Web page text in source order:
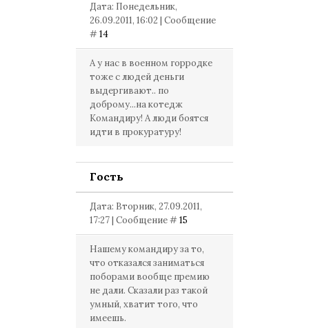
Дата: Понедельник,
26.09.2011, 16:02 | Сообщение
#14
А у нас в военном горродке
тоже с людей деньги
выдергивают.. по
доброму...на котедж
Командиру! А люди боятся
идти в прокуратуру!
Гость
Дата: Вторник, 27.09.2011,
17:27 | Сообщение #15
Нашему командиру за то,
что отказался заниматься
поборами вообще премию
не дали. Сказали раз такой
умный, хватит того, что
имеешь.